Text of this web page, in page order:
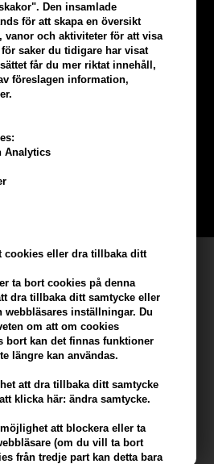
Den insamlade
för att skapa en översikt
vanor och aktiviteter för att visa
saker du tidigare har visat
får du mer riktat innehåll,
föreslagen information,
Analytics
cookies eller dra tillbaka ditt
ta bort cookies på denna
dra tillbaka ditt samtycke eller
webbläsares inställningar. Du
om att om cookies
bort kan det finnas funktioner
längre kan användas.
att dra tillbaka ditt samtycke
klicka här: ändra samtycke.
att blockera eller ta
(om du vill ta bort
från tredje part kan detta bara
gratis och få rabatter när du handlar
HÄR
returpolicy